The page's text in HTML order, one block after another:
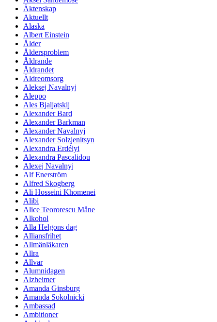
Äktenskap
Aktuellt
Alaska
Albert Einstein
Ålder
Åldersproblem
Åldrande
Åldrandet
Äldreomsorg
Aleksej Navalnyj
Aleppo
Ales Bjaljatskij
Alexander Bard
Alexander Barkman
Alexander Navalnyj
Alexander Solzjenitsyn
Alexandra Erdélyi
Alexandra Pascalidou
Alexej Navalnyj
Alf Enerström
Alfred Skogberg
Ali Hosseini Khomenei
Alibi
Alice Teororescu Måne
Alkohol
Alla Helgons dag
Alliansfrihet
Allmänläkaren
Allra
Allvar
Alumnidagen
Alzheimer
Amanda Ginsburg
Amanda Sokolnicki
Ambassad
Ambitioner